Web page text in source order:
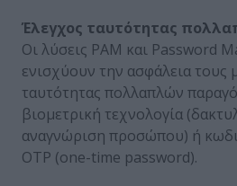
Έλεγχος ταυτότητας
Οι λύσεις PAM και Password
ενισχύουν την ασφάλεια τους
ταυτότητας πολλαπλών
βιομετρική τεχνολογία
αναγνώριση προσώπου) ή
OTP (one-time password).